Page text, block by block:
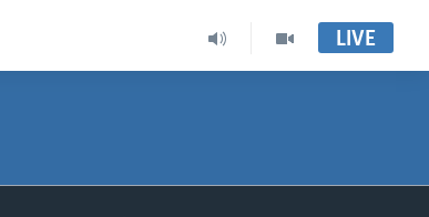
LIVE